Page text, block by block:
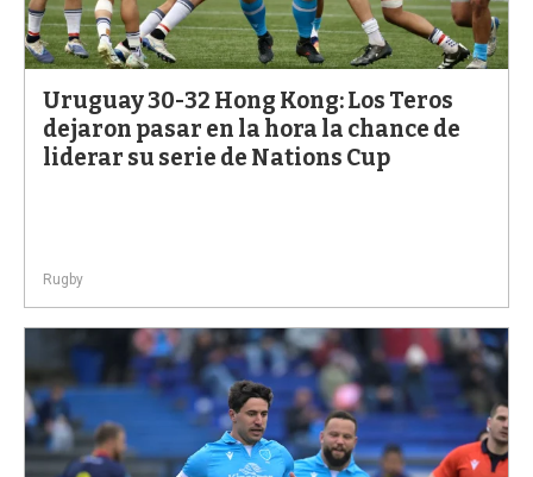
Uruguay 30-32 Hong Kong: Los Teros
dejaron pasar en la hora la chance de
liderar su serie de Nations Cup
Rugby